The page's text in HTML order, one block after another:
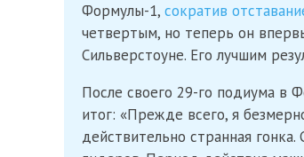
Формулы-1, сократив
четвертым, но теперь он
Сильверстоуне. Его лучшим
После своего 29-го подиума в
итог: «Прежде всего, я
действительно странная